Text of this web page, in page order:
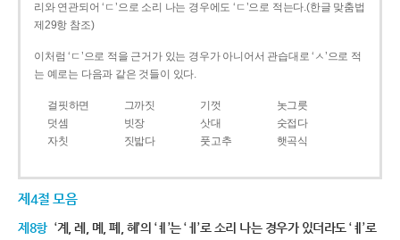
리와 연관되어 ‘ㄷ’으로 소리 나는 경우에도 ‘ㄷ’으로 적는다.(한글 맞춤법
제29항 참조)
이처럼 ‘ㄷ’으로 적을 근거가 있는 경우가 아니어서 관습대로 ‘ㅅ’으로 적
는 예로는 다음과 같은 것들이 있다.
걸핏하면 그까짓 기껏
놋그릇
덧셈
빗장 삿대
숫접다
자칫
짓밟다 풋고추 햇곡식
제4절 모음
제8항 ‘계, 례, 몌, 폐, 혜’의 ‘ㅖ’는 ‘ㅔ’로 소리 나는 경우가 있더라도 ‘ㅖ’로